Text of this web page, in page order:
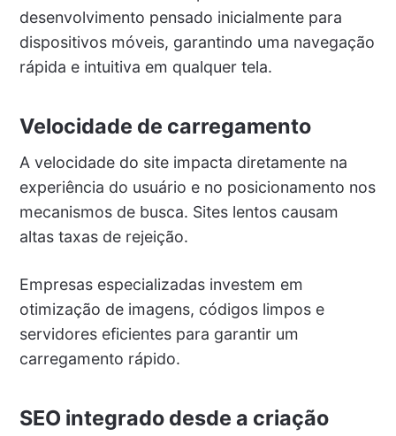
desenvolvimento pensado inicialmente para
dispositivos móveis, garantindo uma navegação
rápida e intuitiva em qualquer tela.
Velocidade de carregamento
A velocidade do site impacta diretamente na
experiência do usuário e no posicionamento nos
mecanismos de busca. Sites lentos causam
altas taxas de rejeição.
Empresas especializadas investem em
otimização de imagens, códigos limpos e
servidores eficientes para garantir um
carregamento rápido.
SEO integrado desde a criação